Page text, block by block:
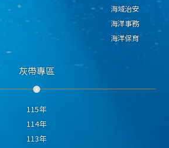
海域治安
海洋事務
海洋保育
灰帶專區
115年
114年
113年